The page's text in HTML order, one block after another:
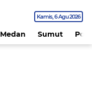
Kamis 6 Agu 2026
Medan Sumut